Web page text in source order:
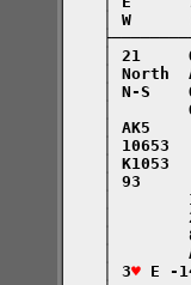
│ W
│ 21
│ North
│ N-S
│
│ AK5
│ 10653
│ K1053
│ 93
│
│
│
│
    │ 3
♥ E -